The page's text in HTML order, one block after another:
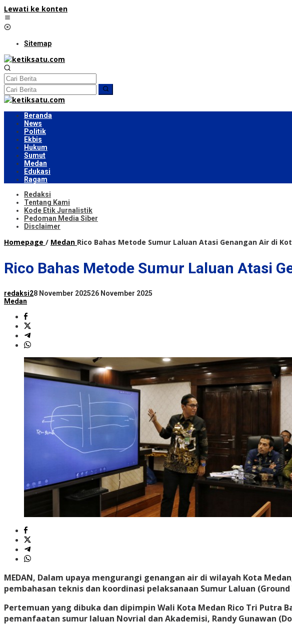
Lewati ke konten
Sitemap
Beranda
News
Politik
Ekbis
Hukum
Sumut
Medan
Edukasi
Ragam
Redaksi
Tentang Kami
Kode Etik Jurnalistik
Pedoman Media Siber
Disclaimer
Homepage / Medan Rico Bahas Metode Sumur Laluan Atasi Genangan Air di
Rico Bahas Metode Sumur Laluan Atasi
redaksi28 November 202526 November 2025
Medan
MEDAN, Dalam upaya mengurangi genangan air di wilayah Kota
pembahasan teknis dan koordinasi pelaksanaan Sumur Laluan
Pertemuan yang dibuka dan dipimpin Wali Kota Medan Rico Tri Putra
pemanfaatan sumur laluan Novrial dan Akademisi, Randy Gunawan